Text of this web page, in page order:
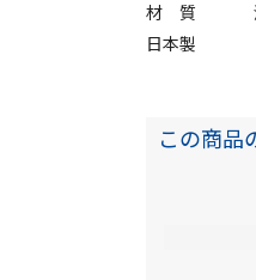
材 質
日本製
この商品